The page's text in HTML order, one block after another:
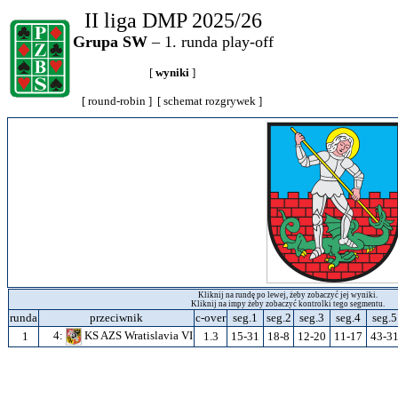
II liga DMP 2025/26
Grupa SW – 1. runda play-off
[wyniki ]
[ round-robin ] [ schemat rozgrywek ]
Kliknij na rundę po lewej, żeby zobaczyć jej wyniki.
Kliknij na impy żeby zobaczyć kontrolki tego segmentu.
runda przeciwnik c-over seg.1 seg.2 seg.3 seg.4
seg.5
1
4: KS AZS Wratislavia VI 1.3 15-31 18-8 12-20 11-17 43-31